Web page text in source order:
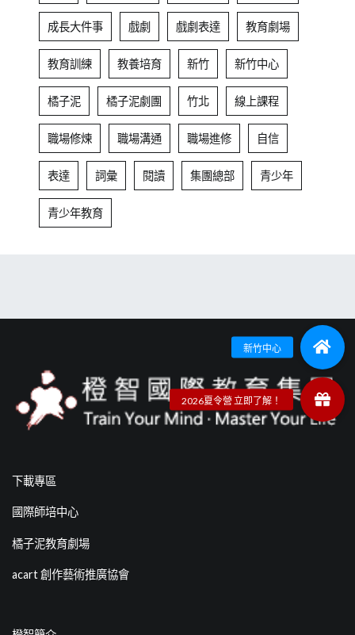
成長大件事 戲劇 戲劇表達 教育劇場
教育訓練 教養培育 新竹 新竹中心
橘子泥 橘子泥劇團 竹北 線上課程
職場修煉 職場溝通 職場進修 自信
表達 詞彙 閱讀 集團總部 青少年
青少年教育
下載專區
國際師培中心
橘子泥教育劇場
acart 創作藝術推廣協會